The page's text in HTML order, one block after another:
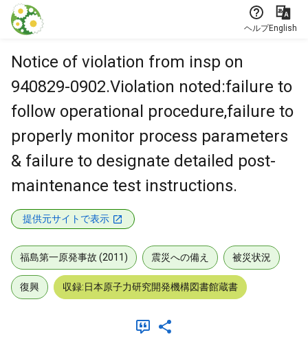
本文に飛ぶ
ヘルプEnglish
Notice of violation from insp on
940829-0902.Violation noted:failure to
follow operational procedure,failure to
properly monitor process parameters
& failure to designate detailed post-
maintenance test instructions.
提供元サイトで表示
福島第一原発事故 (2011) 震災への備え 被災状況
復興 収録:日本原子力研究開発機構図書館蔵書